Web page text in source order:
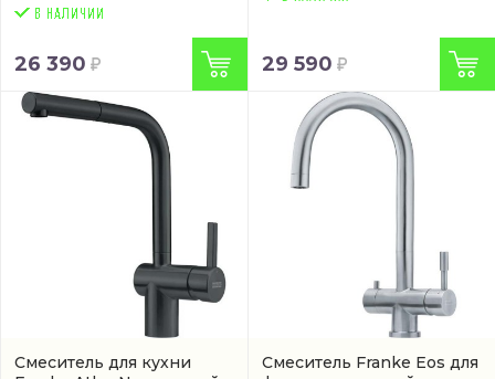
26 390 29 590
Смеситель для кухни
Смеситель Franke Eos для